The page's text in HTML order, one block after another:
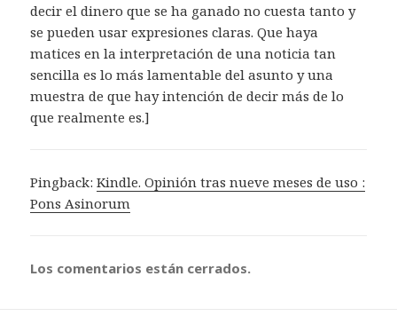
decir el dinero que se ha ganado no cuesta tanto y
se pueden usar expresiones claras. Que haya
matices en la interpretación de una noticia tan
sencilla es lo más lamentable del asunto y una
muestra de que hay intención de decir más de lo
que realmente es.]
Pingback:Kindle. Opinión tras nueve meses de uso :
Pons Asinorum
Los comentarios están cerrados.